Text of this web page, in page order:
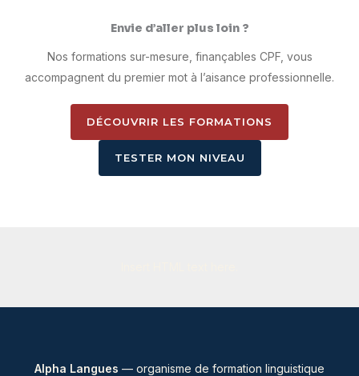
Envie d’aller plus loin ?
Nos formations sur-mesure, finançables CPF, vous
accompagnent du premier mot à l’aisance professionnelle.
DÉCOUVRIR LES FORMATIONS
TESTER MON NIVEAU
Alpha Langues — organisme de formation linguistique